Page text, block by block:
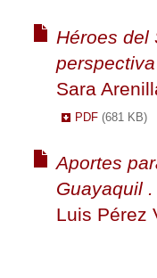
Héroes del
Sara
PDF(681 KB)
Aportes
Guayaquil .
Luis Pérez